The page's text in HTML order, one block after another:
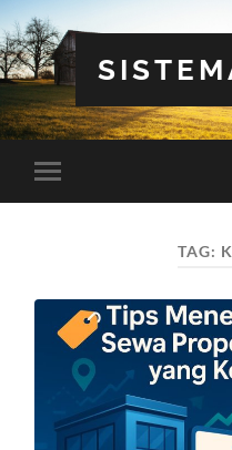
Toggle
mobile
TAG: